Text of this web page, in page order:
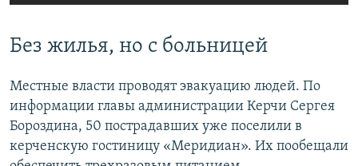
Без жилья, но с больницей
Местные власти проводят эвакуацию людей. По
информации главы администрации Керчи Сергея
Бороздина, 50 пострадавших уже поселили в
керченскую гостиницу «Меридиан». Их пообещали